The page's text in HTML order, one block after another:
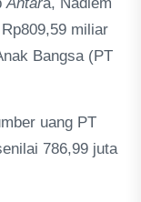
miliar
Bangsa (PT
uang PT
786,99 juta